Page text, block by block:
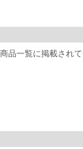
品一覧に掲載され